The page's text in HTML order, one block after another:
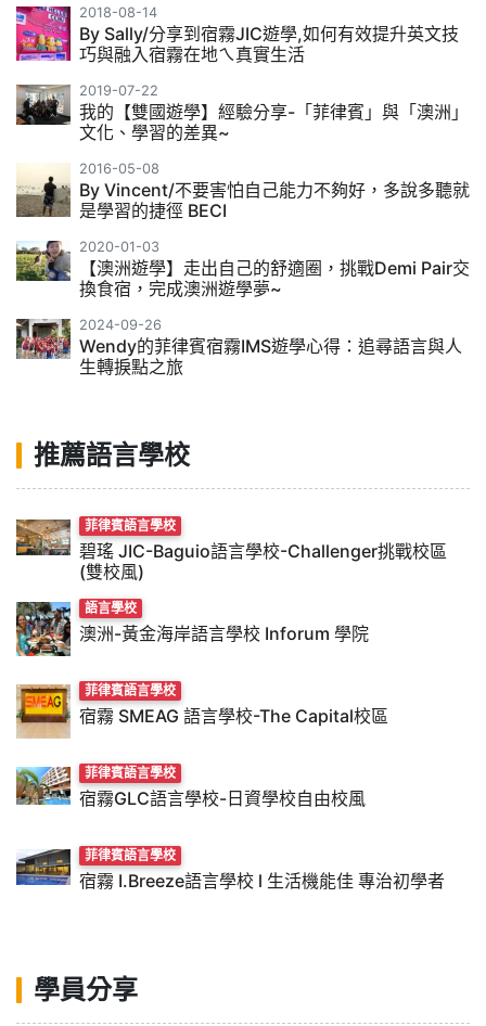
2018-08-14
By Sally/分享到宿霧JIC遊學,如何有效提升英文技
巧與融入宿霧在地ㄟ真實生活
2019-07-22
我的【雙國遊學】經驗分享-「菲律賓」與「澳洲」
文化、學習的差異~
2016-05-08
By Vincent/不要害怕自己能力不夠好，多說多聽就
是學習的捷徑 BECI
2020-01-03
【澳洲遊學】走出自己的舒適圈，挑戰Demi Pair交
換食宿，完成澳洲遊學夢~
2024-09-26
Wendy的菲律賓宿霧IMS遊學心得：追尋語言與人
生轉捩點之旅
推薦語言學校
菲律賓語言學校
碧瑤 JIC-Baguio語言學校-Challenger挑戰校區
(雙校風)
語言學校
澳洲-黃金海岸語言學校 Inforum 學院
菲律賓語言學校
宿霧 SMEAG 語言學校-The Capital校區
菲律賓語言學校
宿霧GLC語言學校-日資學校自由校風
菲律賓語言學校
宿霧 I.Breeze語言學校 l 生活機能佳 專治初學者
學員分享